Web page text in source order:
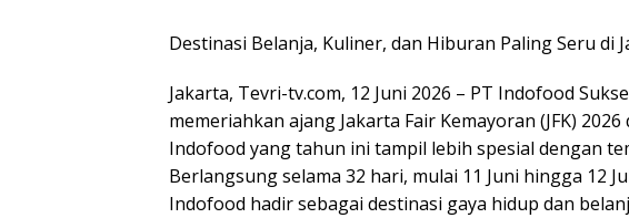
Destinasi Belanja, Kuliner, dan Hiburan Paling Seru di
Jakarta, Tevri-tv.com, 12 Juni 2026 – PT Indofood
memeriahkan ajang Jakarta Fair Kemayoran (JFK)
Indofood yang tahun ini tampil lebih spesial dengan
Berlangsung selama 32 hari, mulai 11 Juni hingga 12
Indofood hadir sebagai destinasi gaya hidup dan